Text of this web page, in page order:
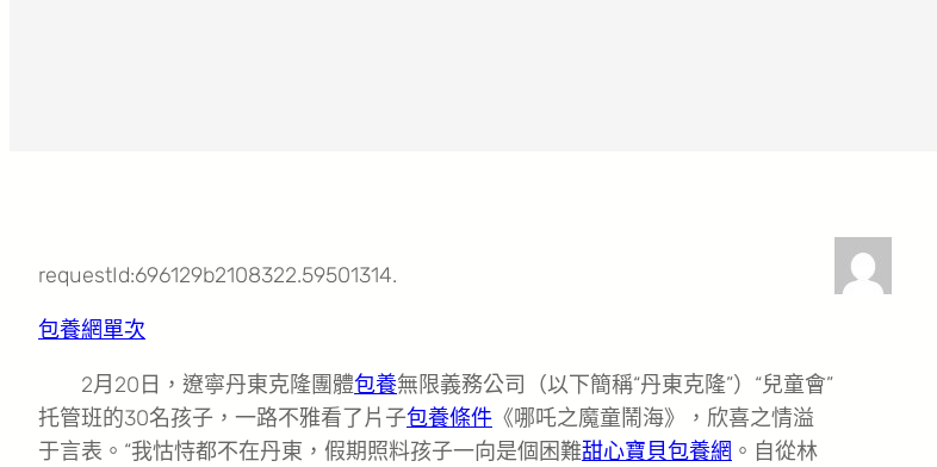
requestId:696129b2108322.59501314.
包養網單次
2月20日，遼寧丹東克隆團體包養無限義務公司（以下簡稱“丹東克隆”）“兒童會”
托管班的30名孩子，一路不雅看了片子包養條件 《哪吒之魔童鬧海》，欣喜之情溢
于言表。 “我怙恃都不在丹東，假期照料孩子一向是個困難甜心寶貝包養網 。自從林